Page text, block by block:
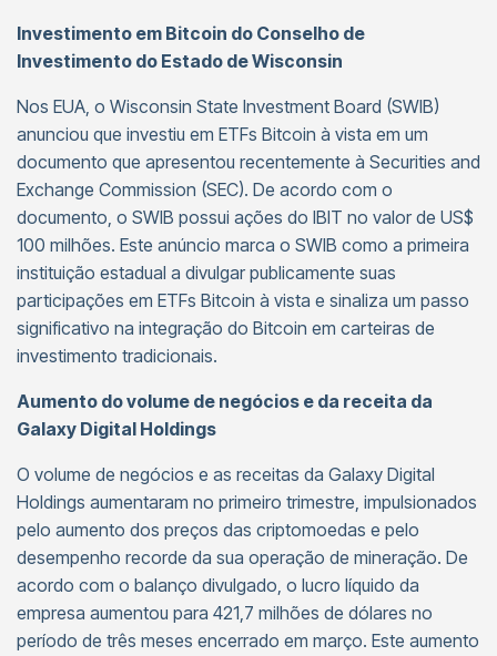
Investimento em Bitcoin do Conselho de
Investimento do Estado de Wisconsin
Nos EUA, o Wisconsin State Investment Board (SWIB)
anunciou que investiu em ETFs Bitcoin à vista em um
documento que apresentou recentemente à Securities and
Exchange Commission (SEC). De acordo com o
documento, o SWIB possui ações do IBIT no valor de US$
100 milhões. Este anúncio marca o SWIB como a primeira
instituição estadual a divulgar publicamente suas
participações em ETFs Bitcoin à vista e sinaliza um passo
significativo na integração do Bitcoin em carteiras de
investimento tradicionais.
Aumento do volume de negócios e da receita da
Galaxy Digital Holdings
O volume de negócios e as receitas da Galaxy Digital
Holdings aumentaram no primeiro trimestre, impulsionados
pelo aumento dos preços das criptomoedas e pelo
desempenho recorde da sua operação de mineração. De
acordo com o balanço divulgado, o lucro líquido da
empresa aumentou para 421,7 milhões de dólares no
período de três meses encerrado em março. Este aumento